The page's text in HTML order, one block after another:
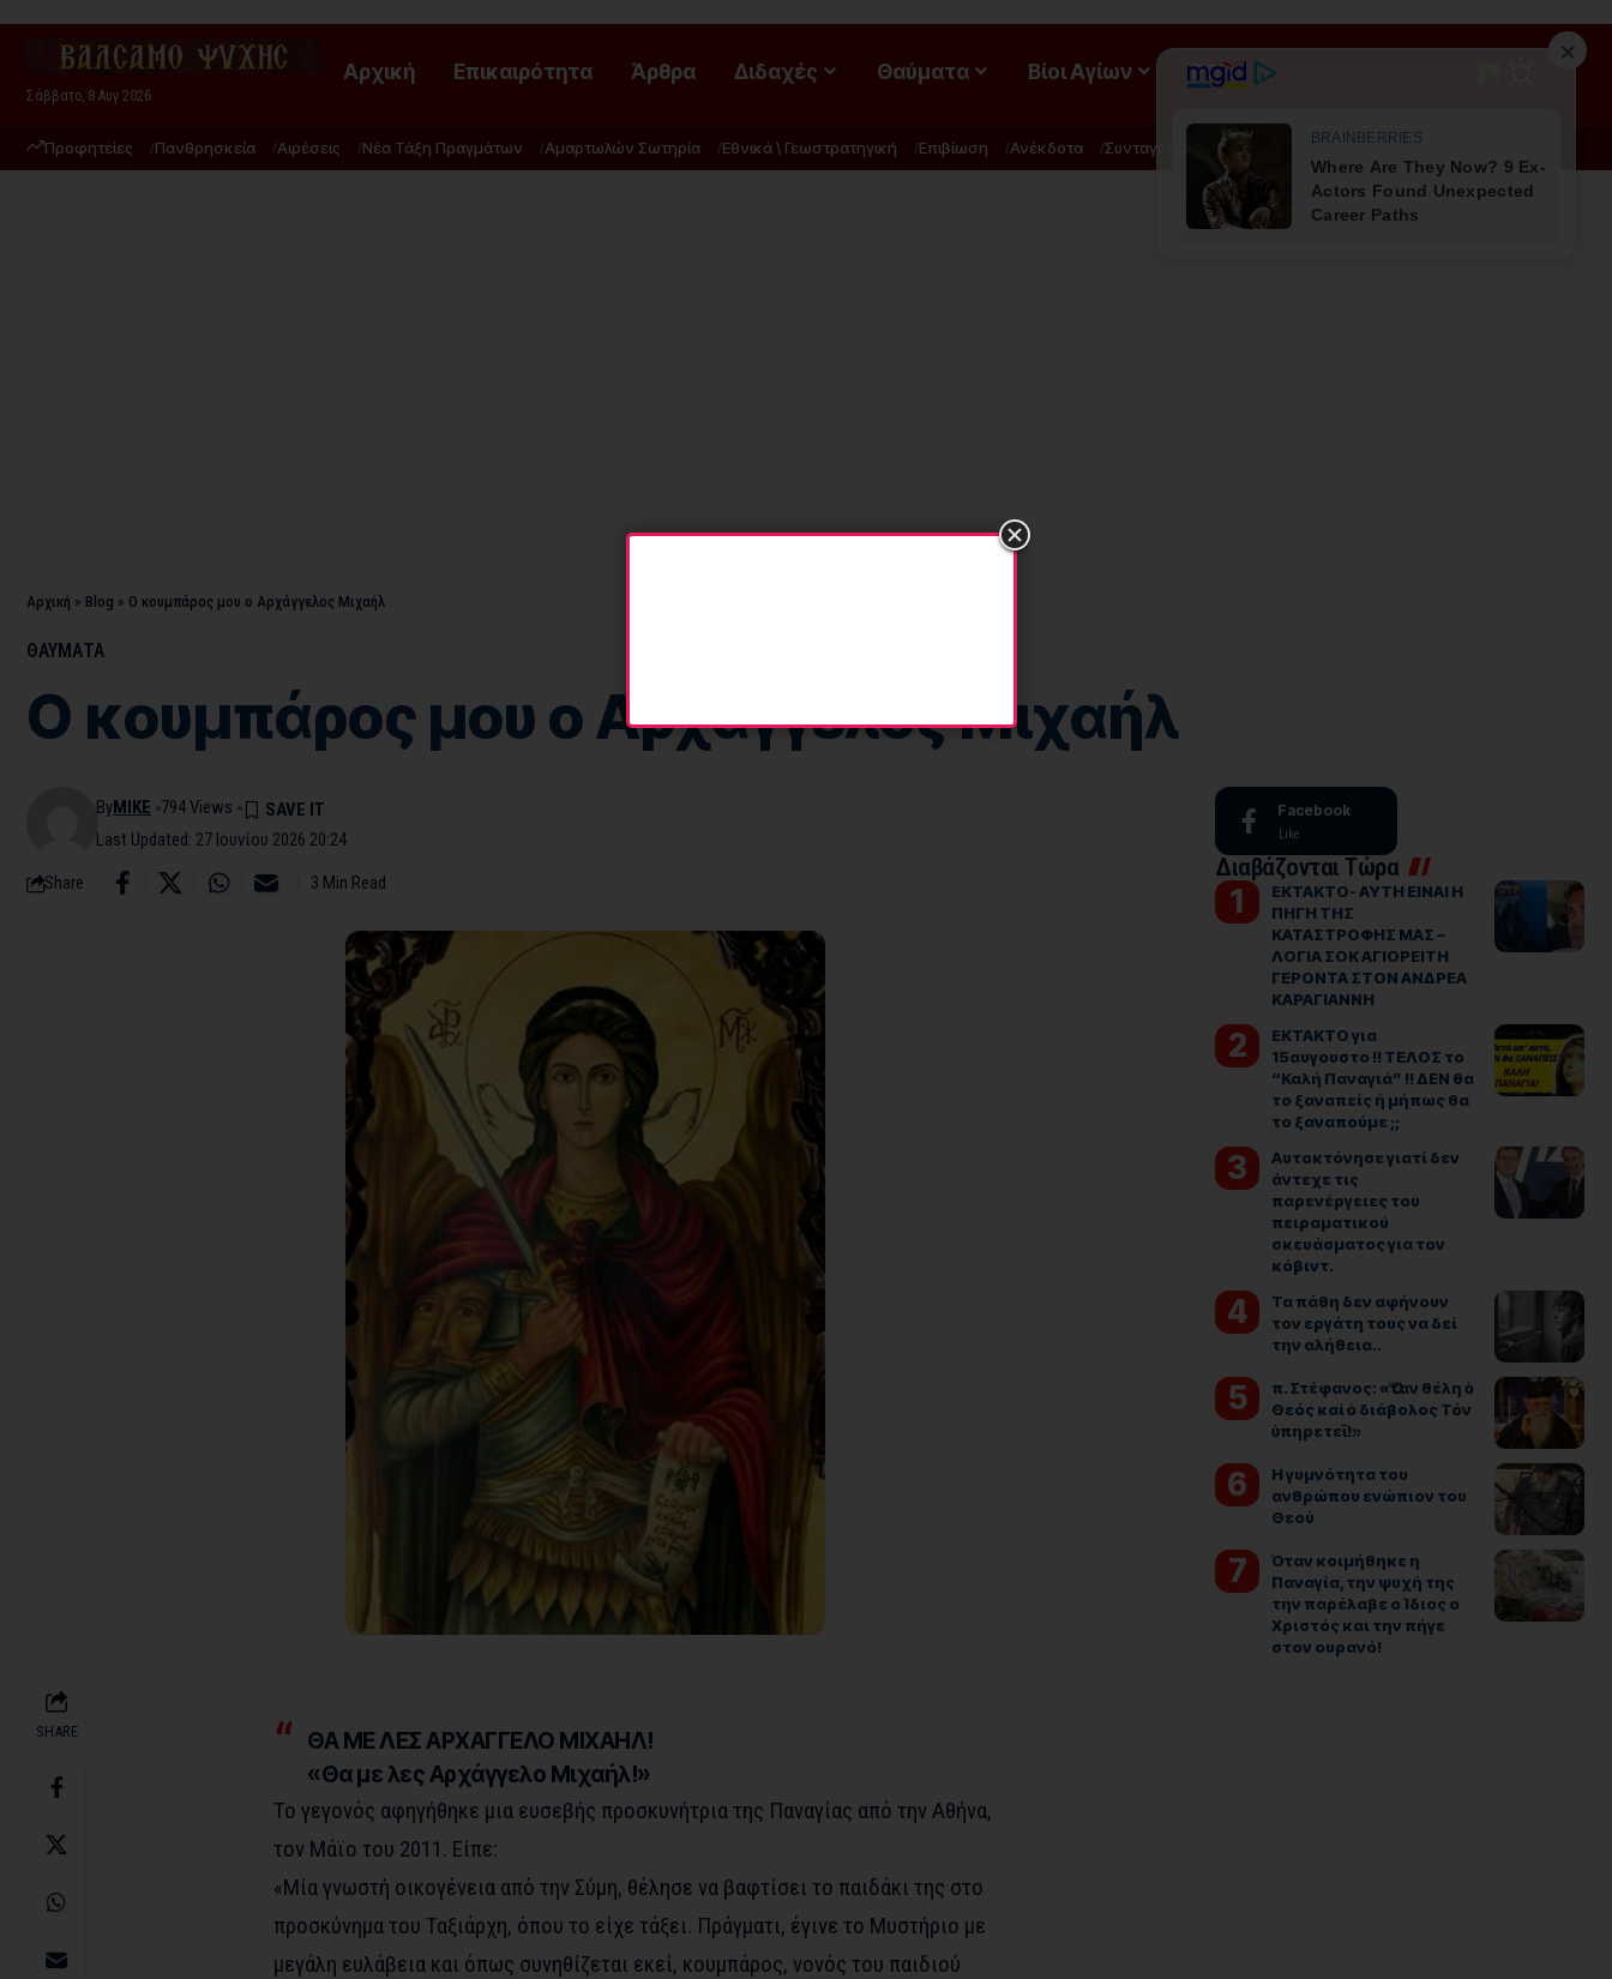
Σάββατο, 8 Αυγ 2026
Αρχική Επικαιρότητα Άρθρα Διδαχές Θαύματα Βίοι Αγίων ΡΟΗ
Προφητείες Πανθρησκεία Αιρέσεις Νέα Τάξη Πραγμάτων Αμαρτωλών Σωτηρία Εθνικά \ Γεωστρατηγική Επιβίωση Ανέκδοτα Συνταγές Διατροφή - Φυσική Ιατρική
Αρχική » Blog » Ο κουμπάρος μου ο Αρχάγγελος Μιχαήλ
ΘΑΥΜΑΤΑ
Ο κουμπάρος μου ο Αρχάγγελος Μιχαήλ
Last Updated: 27 Ιουνίου 2026 20:24
ByMIKE 794 Views
Share 3 Min Read
SHARE
ΘΑ ΜΕ ΛΕΣ ΑΡΧΑΓΓΕΛΟ ΜΙΧΑΗΛ!
«Θα με λες Αρχάγγελο Μιχαήλ!»
Το γεγονός αφηγήθηκε μια ευσεβής προσκυνήτρια της Παναγίας από την Αθήνα,
τον Μάϊο του 2011. Είπε:
«Μία γνωστή οικογένεια από την Σύμη, θέλησε να βαφτίσει το παιδάκι της στο
προσκύνημα του Ταξιάρχη, όπου το είχε τάξει. Πράγματι, έγινε το Μυστήριο με
μεγάλη ευλάβεια και όπως συνηθίζεται εκεί, κουμπάρος, νονός του παιδιού
Facebook
Like
Διαβάζονται Τώρα
ΕΚΤΑΚΤΟ- ΑΥΤΗ ΕΙΝΑΙ Η
ΠΗΓΗ ΤΗΣ
ΚΑΤΑΣΤΡΟΦΗΣ ΜΑΣ –
ΛΟΓΙΑ ΣΟΚ ΑΓΙΟΡΕΙΤΗ
ΓΕΡΟΝΤΑ ΣΤΟΝ ΑΝΔΡΕΑ
ΚΑΡΑΓΙΑΝΝΗ
ΕΚΤΑΚΤΟ για
15αυγουστο !! ΤΕΛΟΣ το
“Καλή Παναγιά” !! ΔΕΝ θα
το ξαναπείς ή μήπως θα
το ξαναπούμε ;;
Αυτοκτόνησε γιατί δεν
άντεχε τις
παρενέργειες του
πειραματικού
σκευάσματος για τον
κόβιντ.
Τα πάθη δεν αφήνουν
τον εργάτη τους να δεί
την αλήθεια..
π. Στέφανος: «Ὅταν θέλη ὁ
Θεός καί ὁ διάβολος Τόν
ὑπηρετεῖ!»
Η γυμνότητα του
ανθρώπου ενώπιον του
Θεού
Όταν κοιμήθηκε η
Παναγία, την ψυχή της
την παρέλαβε ο Ίδιος ο
Χριστός και την πήγε
στον ουρανό!